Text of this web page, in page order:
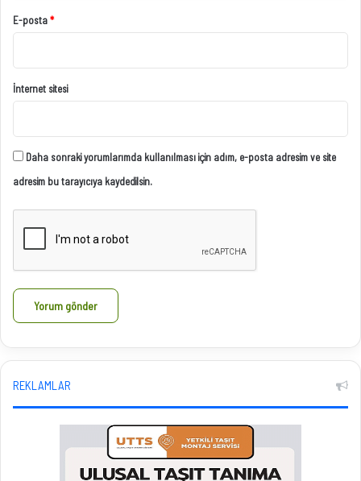
E-posta*
İnternet sitesi
Daha sonraki yorumlarımda kullanılması için adım, e-posta adresim ve site
adresim bu tarayıcıya kaydedilsin.
REKLAMLAR